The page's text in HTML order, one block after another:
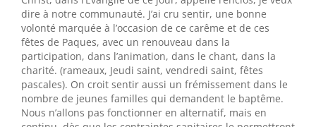
dire à notre communauté. J’ai cru sentir, une bonne
volonté marquée à l’occasion de ce carême et de ces
fêtes de Paques, avec un renouveau dans la
participation, dans l’animation, dans le chant, dans la
charité. (rameaux, Jeudi saint, vendredi saint, fêtes
pascales). On croit sentir aussi un frémissement dans le
nombre de jeunes familles qui demandent le baptême.
Nous n’allons pas fonctionner en alternatif, mais en